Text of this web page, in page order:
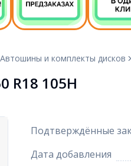
Автошины и комплекты дисков
R18 105H
Подтверждённые
Дата добавления